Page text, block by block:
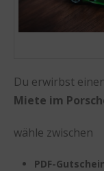
Du erwirbst
Miete im
wähle zwischen
PDF-